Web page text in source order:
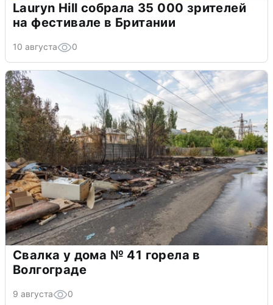
Lauryn Hill собрала 35 000 зрителей
на фестивале в Британии
10 августа 0
Свалка у дома № 41 горела в
Волгограде
9 августа 0